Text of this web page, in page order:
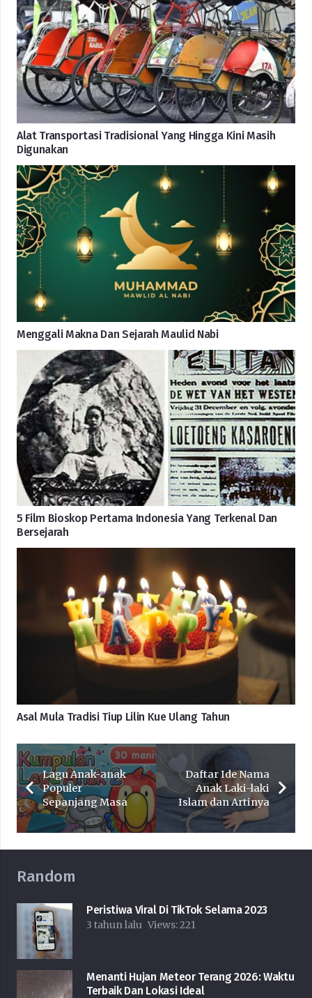
Alat Transportasi Tradisional Yang Hingga Kini Masih
Digunakan
Menggali Makna Dan Sejarah Maulid Nabi
5 Film Bioskop Pertama Indonesia Yang Terkenal Dan
Bersejarah
Asal Mula Tradisi Tiup Lilin Kue Ulang Tahun
Lagu Anak-anak
Populer
Sepanjang Masa
Daftar Ide Nama
Anak Laki-laki
Islam dan Artinya
Random
Peristiwa Viral Di TikTok Selama 2023
3 tahun lalu Views:221
Menanti Hujan Meteor Terang 2026: Waktu
Terbaik Dan Lokasi Ideal